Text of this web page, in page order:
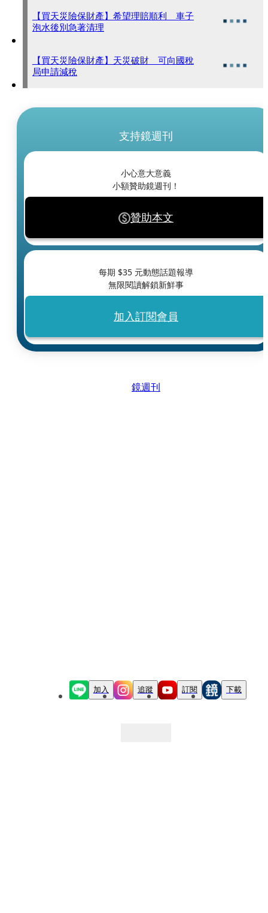
【買天災險保財產】希望理賠順利 車子
泡水後別急著清理
【買天災險保財產】天災破財 可向國稅
局申請減稅
支持鏡週刊
小心意大意義
小額贊助鏡週刊！
贊助本文
每期 $35 元動態話題報導
無限閱讀解鎖新鮮事
加入訂閱會員
鏡週刊
加入 追蹤 訂閱 下載